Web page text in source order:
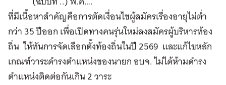
ที่มีเนื้อหาสำคัญคือการตัดเงื่อนไขผู้สมัครเรื่องอายุไม่ต่ำ
กว่า 35 ปีออก เพื่อเปิดทางคนรุ่นใหม่ลงสมัครผู้บริหารท้อง
ถิ่น ให้ทันการจัดเลือกตั้งท้องถิ่นในปี 2569 และแก้ไขหลัก
เกณฑ์วาระดำรงตำแหน่งของนายก อบจ. ไม่ได้ห้ามดำรง
ตำแหน่งติดต่อกันเกิน 2 วาระ